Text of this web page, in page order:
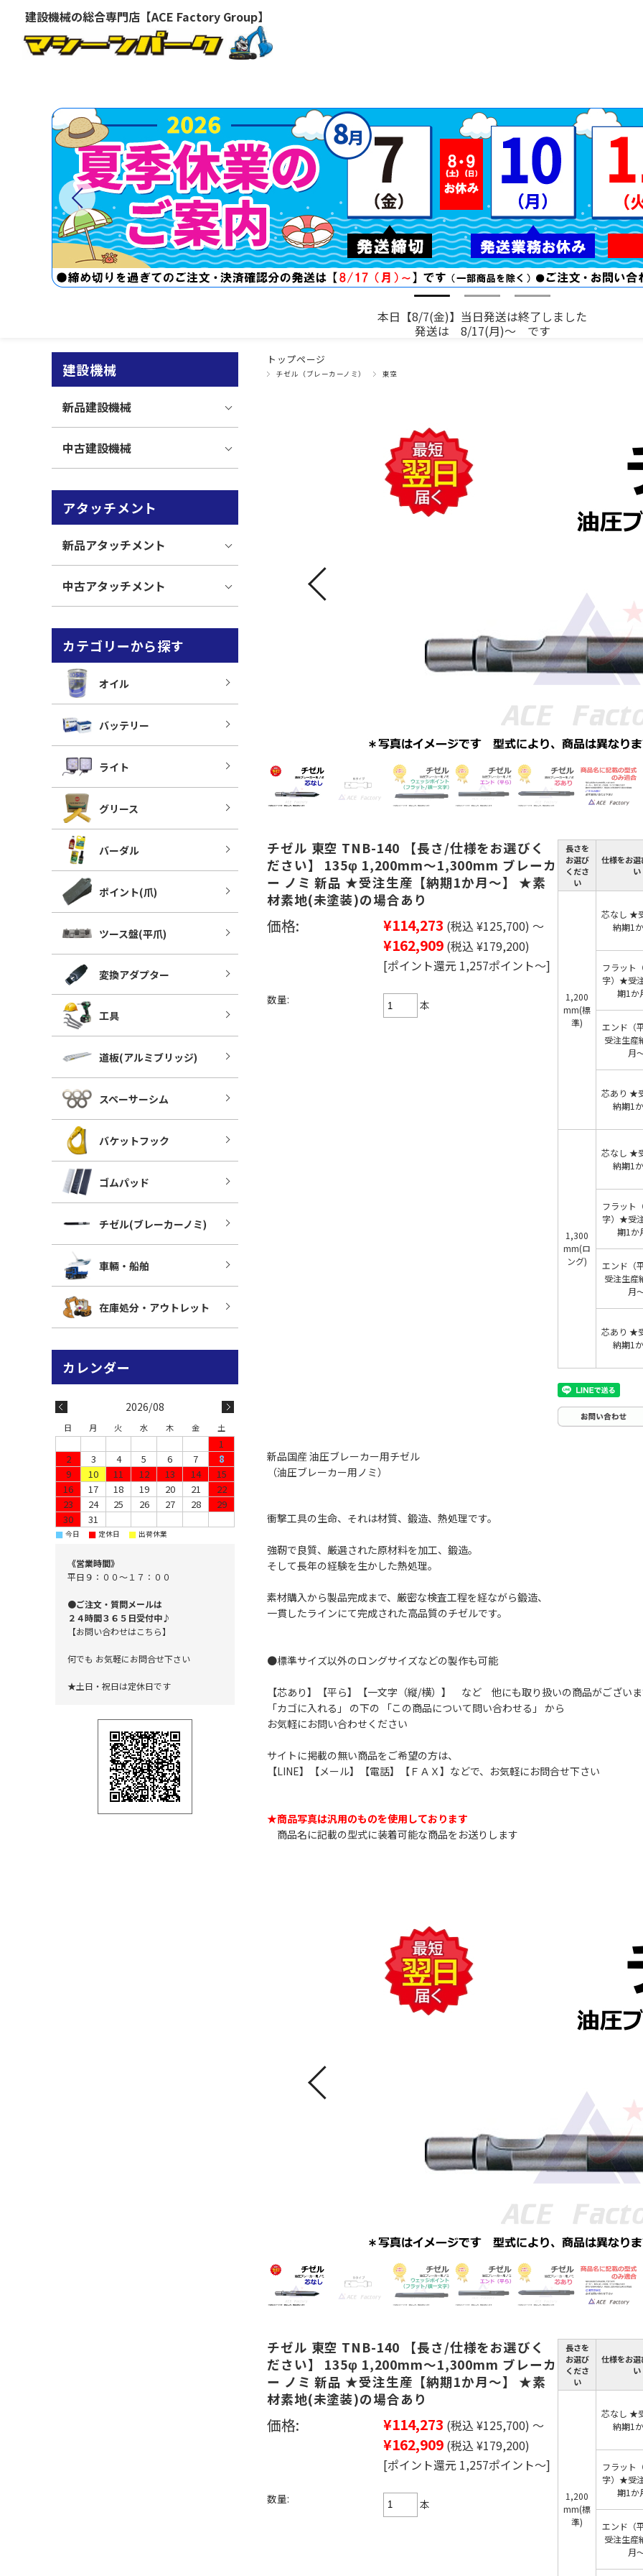
建設機械の総合専門店【ACE Factory Group】
本日【8/7(金)】当日発送は終了しました
発送は 8/17(月)～ です
トップページ
チゼル（ブレーカーノミ） 東空
チゼル 東空 TNB-140 【長さ/仕様をお選びく
ださい】 135φ 1,200mm～1,300mm ブレーカ
ー ノミ 新品 ★受注生産【納期1か月～】 ★素
材素地(未塗装)の場合あり
価格: ¥114,273 (税込 ¥125,700) ～
¥162,909 (税込 ¥179,200)
[ポイント還元 1,257ポイント～]
数量: 本
長さを
お選び
くださ
い
仕様をお
い
1,200
mm(標
準)
芯なし ★
納期1
フラット
字）★受
期1か
エンド（
受注生産
月
芯あり ★
納期1
1,300
mm(ロ
ング)
芯なし ★
納期1
フラット
字）★受
期1か
エンド（
受注生産
月
芯あり ★
納期1
新品国産 油圧ブレーカー用チゼル
（油圧ブレーカー用ノミ）
衝撃工具の生命、それは材質、鍛造、熱処理です。
強靭で良質、厳選された原材料を加工、鍛造。
そして長年の経験を生かした熱処理。
素材購入から製品完成まで、厳密な検査工程を経ながら鍛造、
一貫したラインにて完成された高品質のチゼルです。
●標準サイズ以外のロングサイズなどの製作も可能
【芯あり】【平ら】【一文字（縦/横）】 など 他にも取り扱いの商品がござい
「カゴに入れる」 の下の 「この商品について問い合わせる」 から
お気軽にお問い合わせください
サイトに掲載の無い商品をご希望の方は、
【LINE】【メール】【電話】【ＦＡＸ】などで、お気軽にお問合せ下さい
★商品写真は汎用のものを使用しております
商品名に記載の型式に装着可能な商品をお送りします
チゼル 東空 TNB-140 【長さ/仕様をお選びく
ださい】 135φ 1,200mm～1,300mm ブレーカ
ー ノミ 新品 ★受注生産【納期1か月～】 ★素
材素地(未塗装)の場合あり
価格: ¥114,273 (税込 ¥125,700) ～
¥162,909 (税込 ¥179,200)
[ポイント還元 1,257ポイント～]
数量: 本
長さを
お選び
くださ
い
仕様をお
い
1,200
mm(標
準)
芯なし ★
納期1
フラット
字）★受
期1か
エンド（
受注生産
月
建設機械
新品建設機械
中古建設機械
アタッチメント
新品アタッチメント
中古アタッチメント
カテゴリーから探す
オイル
バッテリー
ライト
グリース
バーダル
ポイント(爪)
ツース盤(平爪)
変換アダプター
工具
道板(アルミブリッジ)
スペーサーシム
バケットフック
ゴムパッド
チゼル(ブレーカーノミ)
車輛・船舶
在庫処分・アウトレット
2026/08
日 月 火 水 木 金 土
1
2
3 4 5 6 7
8
9
10 11 12 13 14
15
16
17 18 19 20 21
22
23
24 25 26 27 28
29
30
31
■ 今日 ■ 定休日 ■ 出荷休業
《営業時間》
平日９：００～１７：００
●ご注文・質問メールは
２４時間３６５日受付中♪
【お問い合わせはこちら】
何でも お気軽にお問合せ下さい
★土日・祝日は定休日です